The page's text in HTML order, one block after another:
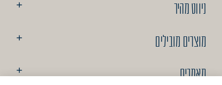
ניווט מהיר
מוצרים מובילים
מאמרים